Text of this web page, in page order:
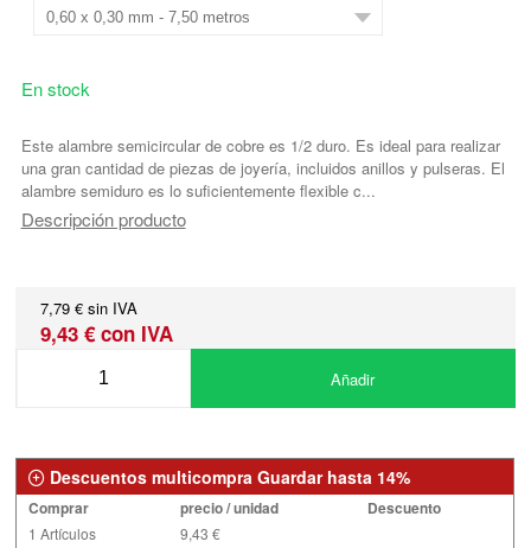
En stock
Este alambre semicircular de cobre es 1/2 duro. Es ideal para realizar
una gran cantidad de piezas de joyería, incluidos anillos y pulseras. El
alambre semiduro es lo suficientemente flexible c...
Descripción producto
7,79 € sin IVA
9,43 € con IVA
Añadir
Descuentos multicompra Guardar hasta 14%
Comprar precio / unidad Descuento
1 Artículos
9,43 €